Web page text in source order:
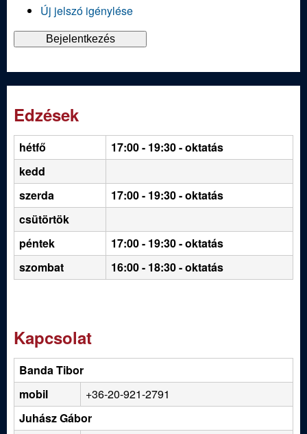
Új jelszó igénylése
Edzések
hétfő 17:00 - 19:30- oktatás
kedd
szerda
17:00 - 19:30 - oktatás
csütörtök
péntek
17:00 - 19:30 - oktatás
szombat
16:00 - 18:30 - oktatás
Kapcsolat
Banda Tibor
mobil
+36-20-921-2791
Juhász Gábor